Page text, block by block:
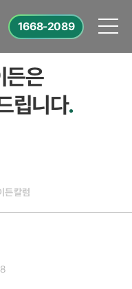
1668-2089
든은
립니다.
든 칼럼